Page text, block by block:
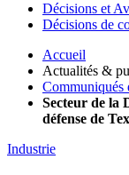
Décisions et
Décisions de
Accueil
Actualités &
Communiqués
Secteur de la
défense de
Industrie